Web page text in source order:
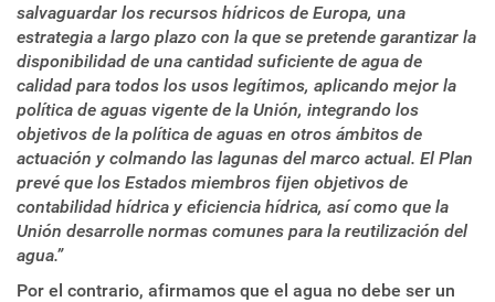
salvaguardar los recursos hídricos de Europa, una
estrategia a largo plazo con la que se pretende garantizar la
disponibilidad de una cantidad suficiente de agua de
calidad para todos los usos legítimos, aplicando mejor la
política de aguas vigente de la Unión, integrando los
objetivos de la política de aguas en otros ámbitos de
actuación y colmando las lagunas del marco actual. El Plan
prevé que los Estados miembros fijen objetivos de
contabilidad hídrica y eficiencia hídrica, así como que la
Unión desarrolle normas comunes para la reutilización del
agua.”
Por el contrario, afirmamos que el agua no debe ser un